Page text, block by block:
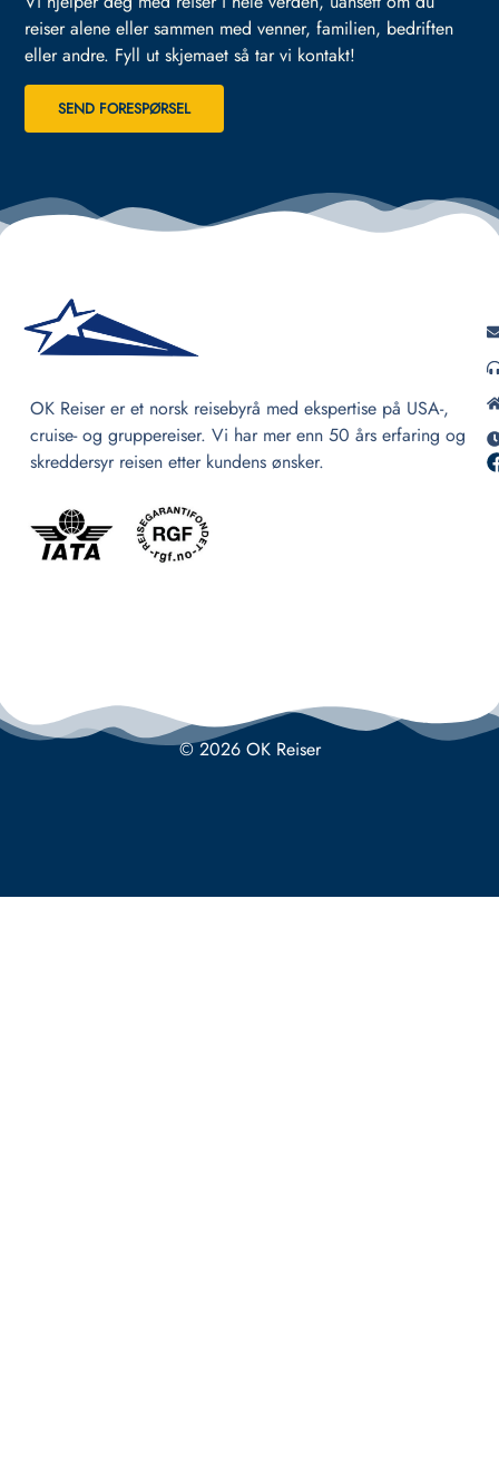
reiser alene eller sammen med venner, familien, bedriften
eller andre. Fyll ut skjemaet så tar vi kontakt!
SEND FORESPØRSEL
OK Reiser er et norsk reisebyrå med ekspertise på USA-,
cruise- og gruppereiser. Vi har mer enn 50 års erfaring og
skreddersyr reisen etter kundens ønsker.
© 2026 OK Reiser